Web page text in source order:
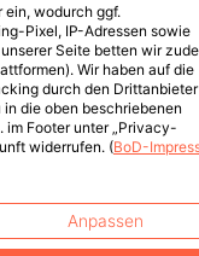
wodurch ggf.
Pixel, IP-Adressen sowie
Seite betten wir
Wir haben auf die
durch den Drittanbieter
die oben beschriebenen
im Footer unter „Privacy-
widerrufen. (BoD-
Anpassen